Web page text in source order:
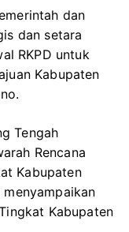
dan
dan setara
RKPD untuk
Kabupaten
Tengah
Rencana
Kabupaten
Kabupaten